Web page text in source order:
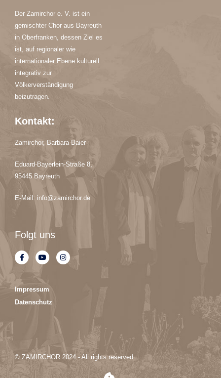
Der Zamirchor e. V. ist ein
gemischter Chor aus Bayreuth
in Oberfranken, dessen Ziel es
ist, auf regionaler wie
internationaler Ebene kulturell
integrativ zur
Völkerverständigung
beizutragen.
Kontakt:
Zamirchor, Barbara Baier
Eduard-Bayerlein-Straße 8,
95445 Bayreuth
E-Mail: info@zamirchor.de
Folgt uns
F
a
c
b
o
o
k
Y
o
u
u
b
I
n
s
Impressum
Datenschutz
© ZAMIRCHOR 2024 - All rights reserved